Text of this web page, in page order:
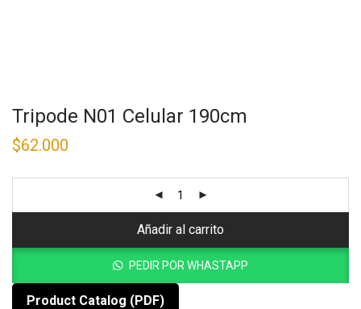
Tripode N01 Celular 190cm
$62.000
Añadir al carrito
PEDIR POR WHASTAPP
Product Catalog (PDF)